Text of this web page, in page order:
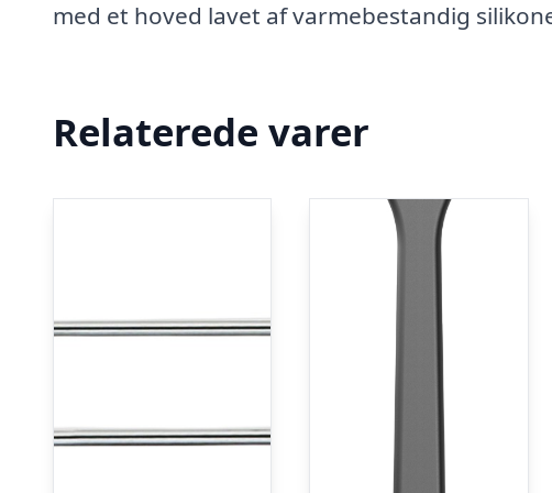
med et hoved lavet af varmebestandig
Relaterede varer